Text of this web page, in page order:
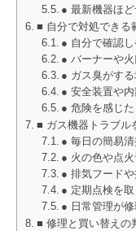
● 最新機器ほ
■ 自分で対処できる
● 自分で確認
● バーナーや
● ガス臭がす
● 安全装置や
● 危険を感じ
■ ガス機器トラブル
● 毎日の簡易
● 火の色や点
● 排気フード
● 定期点検を
● 日常管理が
■ 修理と買い替えの